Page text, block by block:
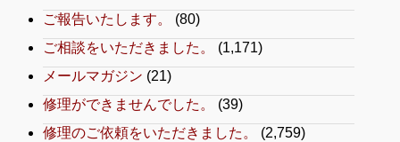
ご報告いたします。
(80)
ご相談をいただきました。
(1,171)
メールマガジン (21)
修理ができませんでした。
(39)
修理のご依頼をいただきました。
(2,759)